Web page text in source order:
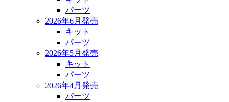
パーツ
2026年6月発売
キット
パーツ
2026年5月発売
キット
パーツ
2026年4月発売
パーツ